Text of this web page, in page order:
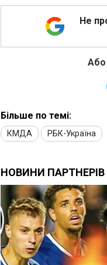
Не
Або
Більше по темі:
КМДА РБК-Україна